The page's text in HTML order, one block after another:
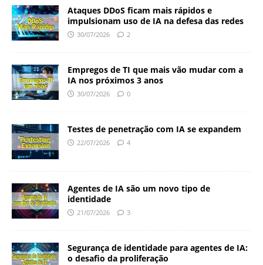
Ataques DDoS ficam mais rápidos e
impulsionam uso de IA na defesa das redes
30/07/2026 2
Empregos de TI que mais vão mudar com a
IA nos próximos 3 anos
30/07/2026 0
Testes de penetração com IA se expandem
22/07/2026 4
Agentes de IA são um novo tipo de
identidade
21/07/2026 3
Segurança de identidade para agentes de IA:
o desafio da proliferação